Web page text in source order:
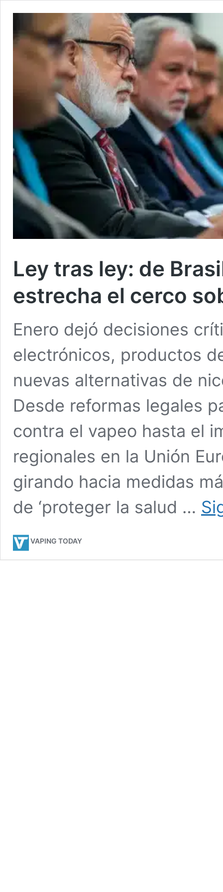
Ley tras ley: de
estrecha el cerco
Enero dejó decisiones
electrónicos, productos
nuevas alternativas de
Desde reformas legales
contra el vapeo hasta el
regionales en la Unión
girando hacia medidas
de ‘proteger la salud …
VAPING TODAY